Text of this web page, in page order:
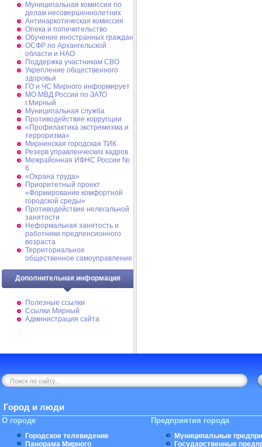
Муниципальная комиссия по
делам несовершеннолетних
Антинаркотическая комиссия
Опека и попечительство
Обучение иностранных граждан
ОСФР по Архангельской
области и НАО
Поддержка участникам СВО
Укрепление общественного
здоровья
ГО и ЧС Мирного информирует
МО МВД России по ЗАТО
г.Мирный
Муниципальная cлужба
Противодействие коррупции
«Профилактика экстремизма и
терроризма»
Мирнинская городская ТИК
Резерв управленческих кадров
Межрайонная ИФНС России №
6
«Охрана труда»
Приоритетный проект
«Формирование комфортной
городской среды»
Противодействие нелегальной
занятости
Неформальная занятость и
работники предпенсионного
возраста
Территориальное
общественное самоуправление
Дополнительная информация
Полезные ссылки
Ссылки Мирный
Администрация сайта
Город и люди
О городе
Городское телевидение
Панорама Мирного
Предприятия города
Муниципальные
Государственные